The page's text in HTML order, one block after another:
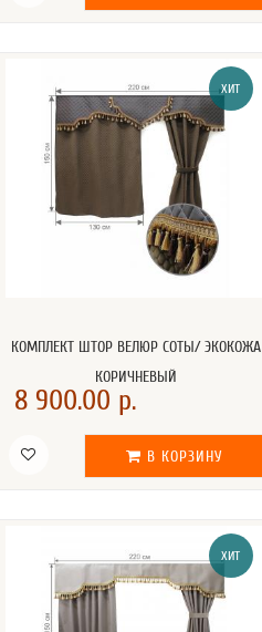
ХИТ
КОМПЛЕКТ ШТОР ВЕЛЮР СОТЫ/ ЭКОКОЖА
КОРИЧНЕВЫЙ
8 900.00 р.
В КОРЗИНУ
ХИТ